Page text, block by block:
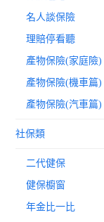
名人談保險
理賠停看聽
產物保險(家庭險)
產物保險(機車篇)
產物保險(汽車篇)
社保類
二代健保
健保櫥窗
年金比一比